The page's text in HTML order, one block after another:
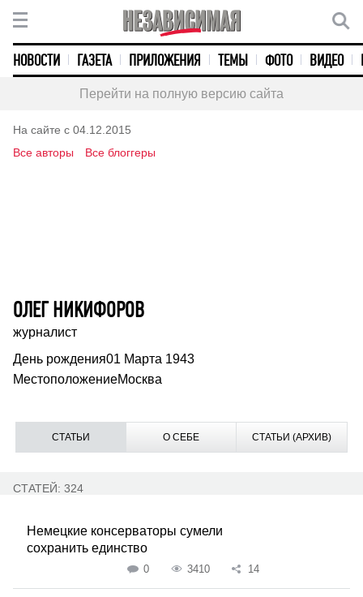
НОВОСТИ ГАЗЕТА ПРИЛОЖЕНИЯ ТЕМЫ ФОТО ВИДЕО
Перейти на полную версию сайта
На сайте с 04.12.2015
Все авторы
Все блоггеры
ОЛЕГ НИКИФОРОВ
журналист
День рождения01 Марта 1943
МестоположениеМосква
СТАТЬИ О СЕБЕ СТАТЬИ (АРХИВ)
СТАТЕЙ: 324
Немецкие консерваторы сумели
сохранить единство
0 3410 14